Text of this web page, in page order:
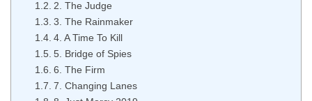
2. The Judge
3. The Rainmaker
4. A Time To Kill
5. Bridge of Spies
6. The Firm
7. Changing Lanes